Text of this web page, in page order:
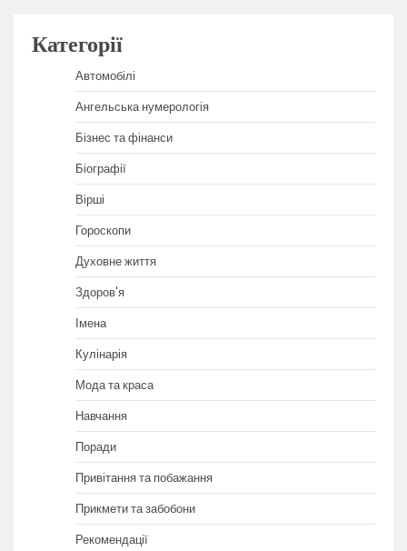
Категорії
Автомобілі
Ангельська нумерологія
Бізнес та фінанси
Біографії
Вірші
Гороскопи
Духовне життя
Здоров'я
Імена
Кулінарія
Мода та краса
Навчання
Поради
Привітання та побажання
Прикмети та забобони
Рекомендації